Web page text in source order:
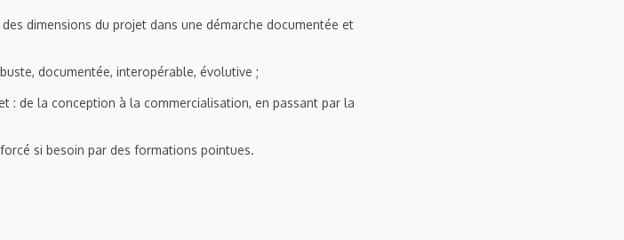
dimensions du projet dans une démarche documentée et
documentée, interopérable, évolutive ;
: de la conception à la commercialisation, en passant par la
si besoin par des formations pointues.